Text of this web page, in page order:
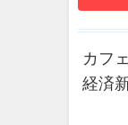
カフ
経済